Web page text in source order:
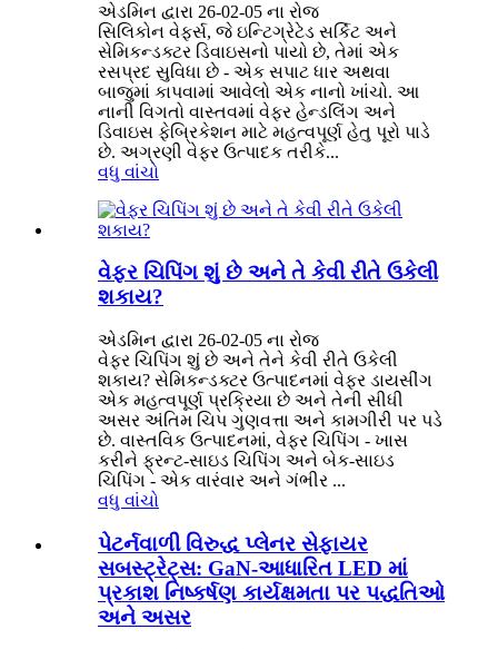
એડમિન દ્વારા 26-02-05 ના રોજ
સિલિકોન વેફર્સ, જે ઇન્ટિગ્રેટેડ સર્કિટ અને
સેમિકન્ડક્ટર ડિવાઇસનો પાયો છે, તેમાં એક
રસપ્રદ સુવિધા છે - એક સપાટ ધાર અથવા
બાજુમાં કાપવામાં આવેલો એક નાનો ખાંચો. આ
નાની વિગતો વાસ્તવમાં વેફર હેન્ડલિંગ અને
ડિવાઇસ ફેબ્રિકેશન માટે મહત્વપૂર્ણ હેતુ પૂરો પાડે
છે. અગ્રણી વેફર ઉત્પાદક તરીકે...
વધુ વાંચો
વેફર ચિપિંગ શું છે અને તે કેવી રીતે ઉકેલી
શકાય?
એડમિન દ્વારા 26-02-05 ના રોજ
વેફર ચિપિંગ શું છે અને તેને કેવી રીતે ઉકેલી
શકાય? સેમિકન્ડક્ટર ઉત્પાદનમાં વેફર ડાયસીંગ
એક મહત્વપૂર્ણ પ્રક્રિયા છે અને તેની સીધી
અસર અંતિમ ચિપ ગુણવત્તા અને કામગીરી પર પડે
છે. વાસ્તવિક ઉત્પાદનમાં, વેફર ચિપિંગ - ખાસ
કરીને ફ્રન્ટ-સાઇડ ચિપિંગ અને બેક-સાઇડ
ચિપિંગ - એક વારંવાર અને ગંભીર ...
વધુ વાંચો
પેટર્નવાળી વિરુદ્ધ પ્લેનર સેફાયર
સબસ્ટ્રેટ્સ: GaN-આધારિત LED માં
પ્રકાશ નિષ્કર્ષણ કાર્યક્ષમતા પર પદ્ધતિઓ
અને અસર